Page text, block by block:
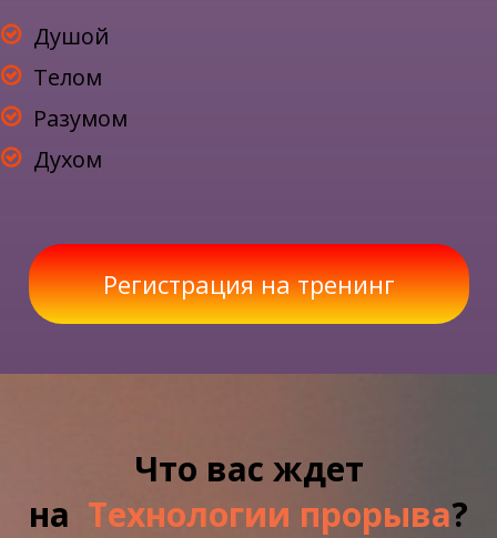
Душой
Телом
Разумом
Духом
Регистрация на тренинг
Что вас ждет
на Технологии прорыва?